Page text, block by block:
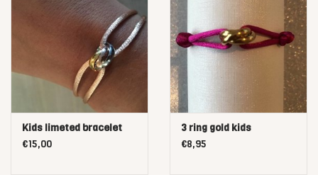
Glitter, 44-Bruin Met Glitter, 45-Zwart Met Glitter
Kids limeted bracelet
€15,00
3 ring gold kids
€8,95